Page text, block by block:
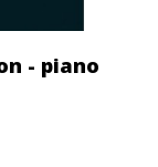
- piano